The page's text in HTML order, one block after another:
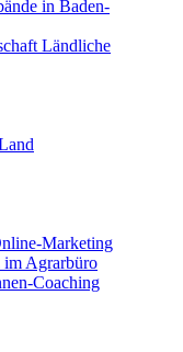
in Baden-
Ländliche
Marketing
im Agrarbüro
Coaching